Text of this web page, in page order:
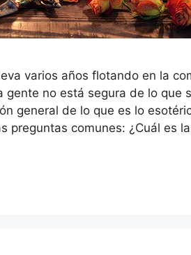
varios años flotando en la
gente no está segura de lo que
general de lo que es lo
preguntas comunes: ¿Cuál es